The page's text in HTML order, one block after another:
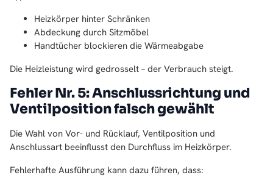
Heizkörper hinter Schränken
Abdeckung durch Sitzmöbel
Handtücher blockieren die Wärmeabgabe
Die Heizleistung wird gedrosselt – der Verbrauch steigt.
Fehler Nr. 5: Anschlussrichtung und
Ventilposition falsch gewählt
Die Wahl von Vor- und Rücklauf, Ventilposition und
Anschlussart beeinflusst den Durchfluss im Heizkörper.
Fehlerhafte Ausführung kann dazu führen, dass: